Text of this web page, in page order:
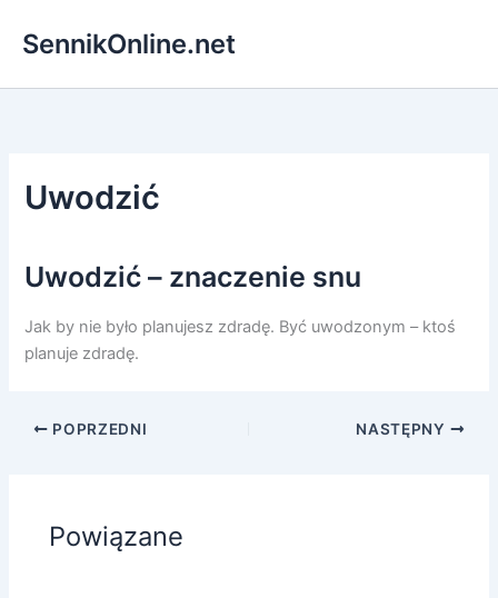
SennikOnline.net
Uwodzić
Uwodzić – znaczenie snu
Jak by nie było planujesz zdradę. Być uwodzonym – ktoś
planuje zdradę.
POPRZEDNI NASTĘPNY
Powiązane